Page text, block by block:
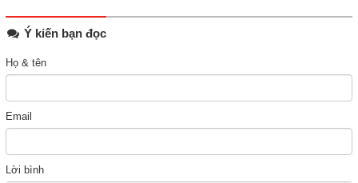
Ý kiến bạn đọc
Họ & tên
Email
Lời bình